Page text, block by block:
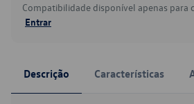
Compatibilidade disponível apenas para
Entrar
Descrição Características